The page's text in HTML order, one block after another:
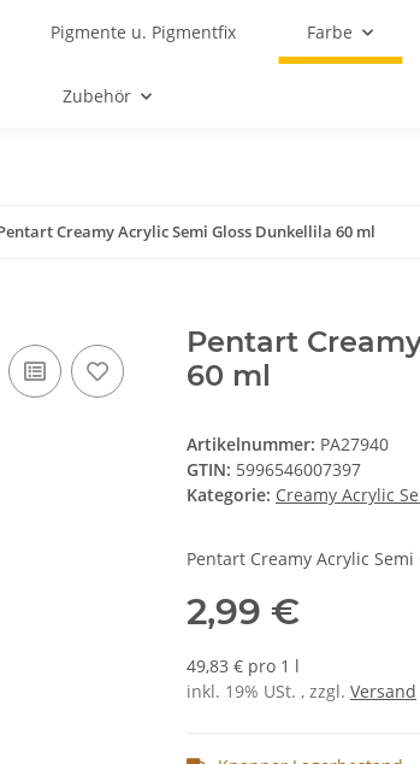
Pigmente u. Pigmentfix Farbe
Zubehör
Creamy Acrylic Semi Gloss Dunkellila 60 ml
Pentart
60 ml
Artikelnummer: PA27940
GTIN: 5996546007397
Kategorie: Creamy Acrylic
Pentart Creamy Acrylic
2,99 €
49,83 € pro 1 l
inkl. 19% USt. , zzgl. Versand